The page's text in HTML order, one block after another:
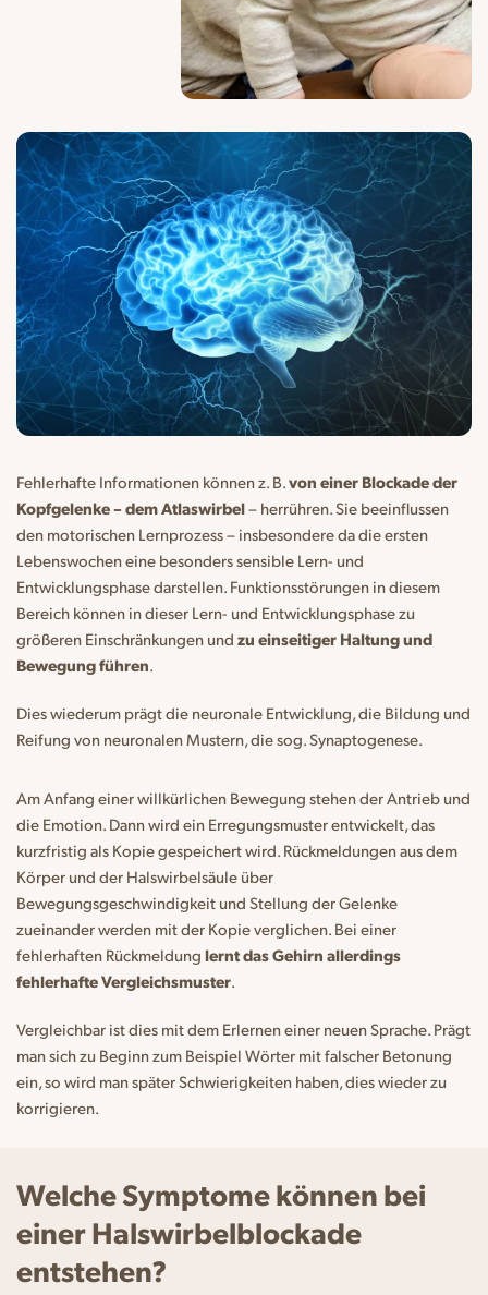
Fehlerhafte Informationen können z. B. von einer Blockade der
Kopfgelenke – dem Atlaswirbel– herrühren. Sie beeinflussen
den motorischen Lernprozess – insbesondere da die ersten
Lebenswochen eine besonders sensible Lern- und
Entwicklungsphase darstellen. Funktionsstörungen in diesem
Bereich können in dieser Lern- und Entwicklungsphase zu
größeren Einschränkungen und zu einseitiger Haltung und
Bewegung führen
Dies wiederum prägt die neuronale Entwicklung, die Bildung und
Reifung von neuronalen Mustern, die sog. Synaptogenese.
Am Anfang einer willkürlichen Bewegung stehen der Antrieb und
die Emotion. Dann wird ein Erregungsmuster entwickelt, das
kurzfristig als Kopie gespeichert wird. Rückmeldungen aus dem
Körper und der Halswirbelsäule über
Bewegungsgeschwindigkeit und Stellung der Gelenke
zueinander werden mit der Kopie verglichen. Bei einer
fehlerhaften Rückmeldung lernt das Gehirn allerdings
fehlerhafte Vergleichsmuster
Vergleichbar ist dies mit dem Erlernen einer neuen Sprache. Prägt
man sich zu Beginn zum Beispiel Wörter mit falscher Betonung
ein, so wird man später Schwierigkeiten haben, dies wieder zu
korrigieren.
Welche Symptome können bei
einer Halswirbelblockade
entstehen?